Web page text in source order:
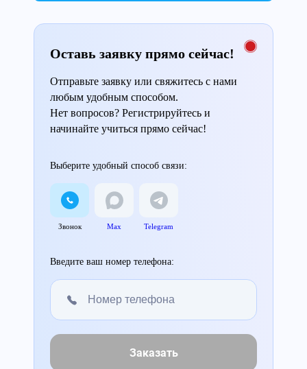
Оставь заявку прямо сейчас!
Отправьте заявку или свяжитесь с нами
любым удобным способом.
Нет вопросов? Регистрируйтесь и
начинайте учиться прямо сейчас!
Выберите удобный способ связи:
Звонок Max Telegram
Введите ваш номер телефона:
Заказать